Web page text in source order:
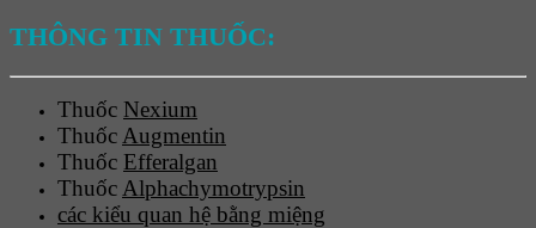
THÔNG TIN THUỐC:
Thuốc Nexium
Thuốc Augmentin
Thuốc Efferalgan
Thuốc Alphachymotrypsin
các kiểu quan hệ bằng miệng